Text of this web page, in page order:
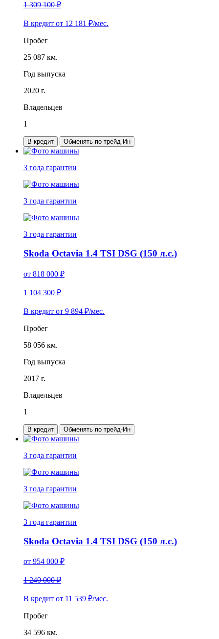
1 309 100 ₽
В кредит от 12 181 ₽/мес.
Пробег
25 087 км.
Год выпуска
2020 г.
Владельцев
1
В кредит Обменять по трейд-Ин
3 года гарантии
3 года гарантии
3 года гарантии
Skoda Octavia 1.4 TSI DSG (150 л.с.)
от 818 000 ₽
1 104 300 ₽
В кредит от 9 894 ₽/мес.
Пробег
58 056 км.
Год выпуска
2017 г.
Владельцев
1
В кредит Обменять по трейд-Ин
3 года гарантии
3 года гарантии
3 года гарантии
Skoda Octavia 1.4 TSI DSG (150 л.с.)
от 954 000 ₽
1 240 000 ₽
В кредит от 11 539 ₽/мес.
Пробег
34 596 км.